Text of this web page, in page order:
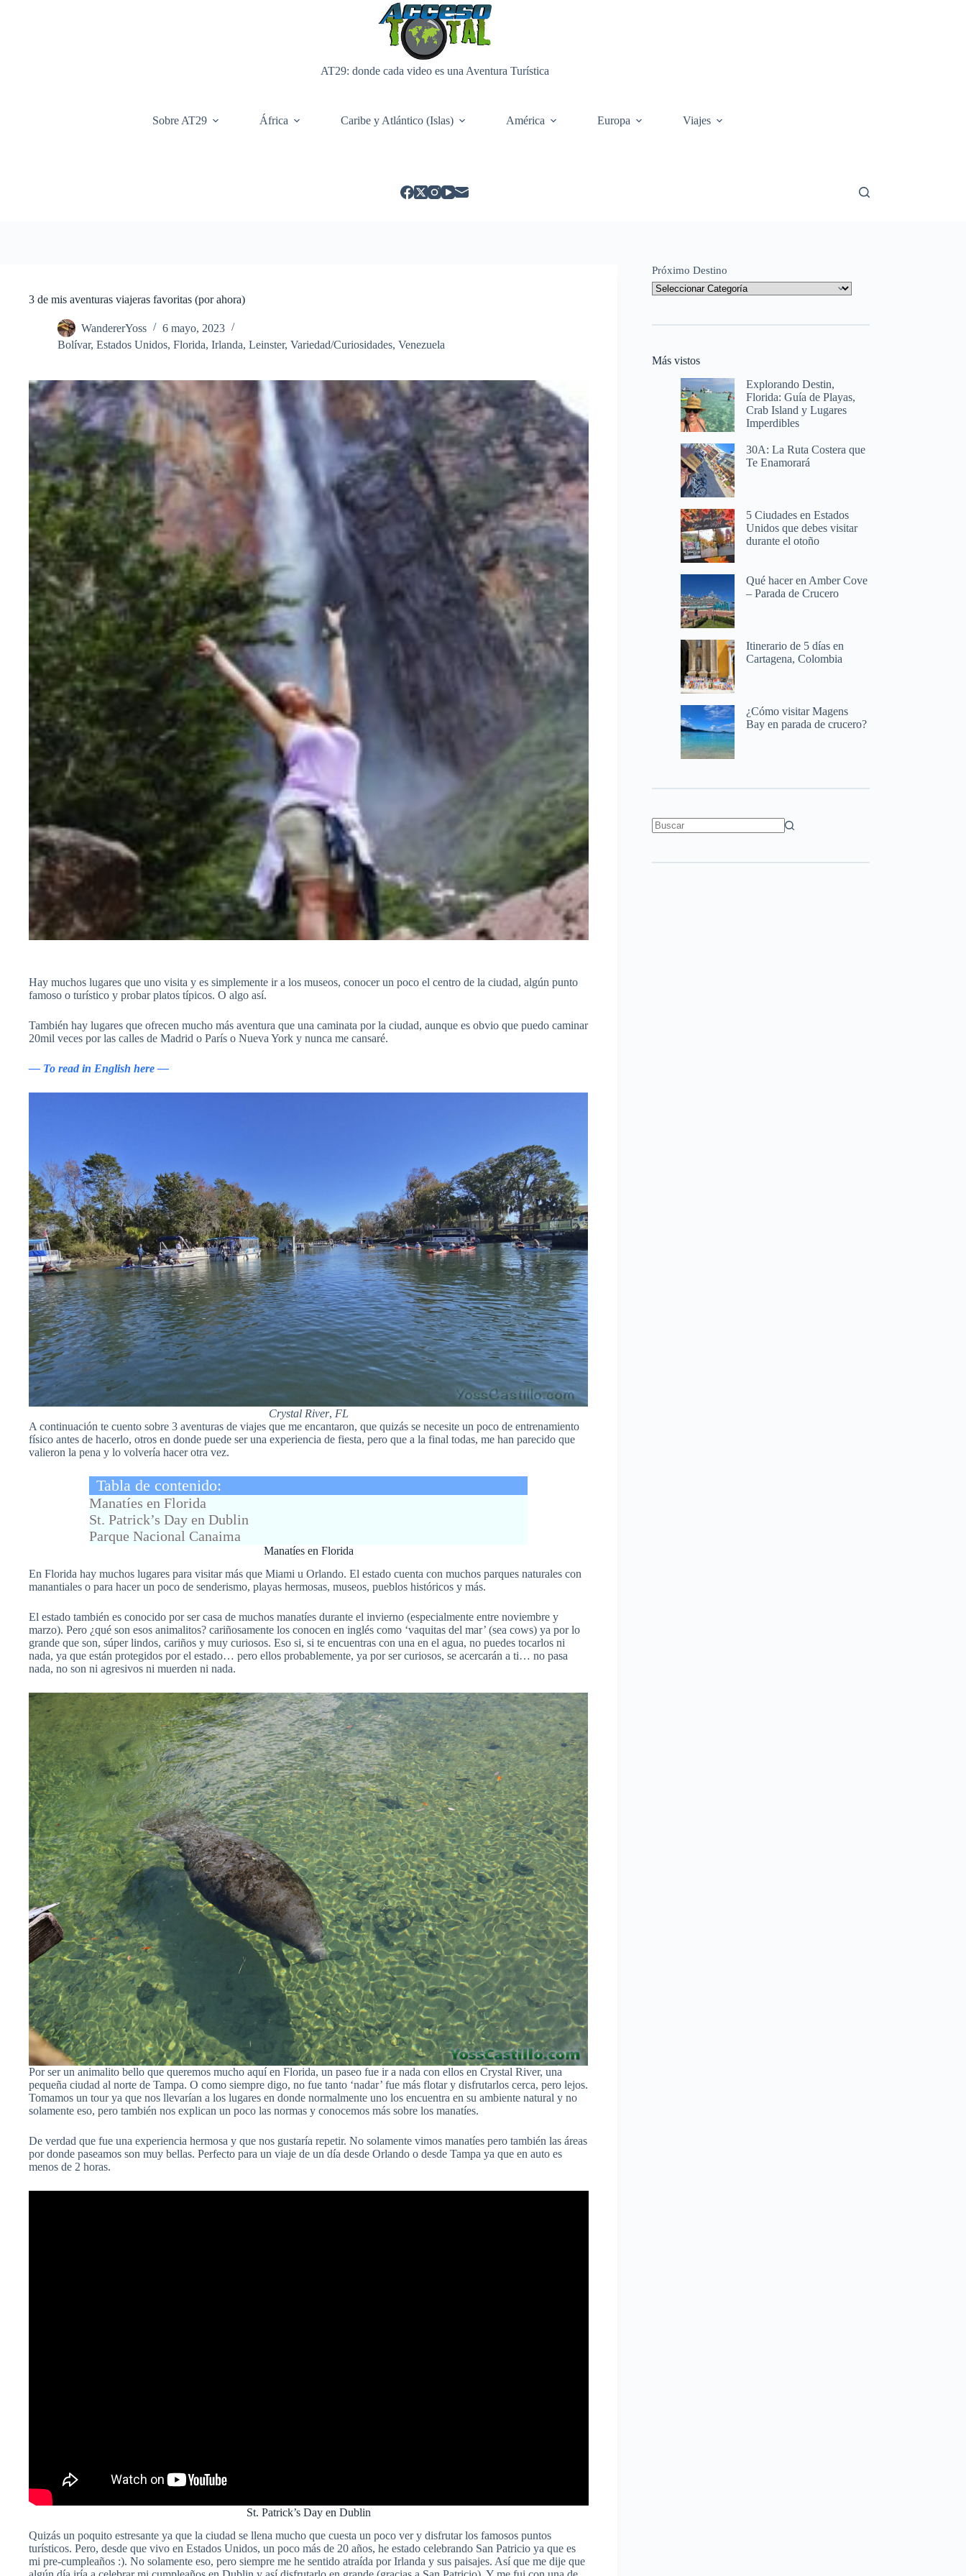
AT29: donde cada video es una Aventura Turística
Sobre AT29 África Caribe y Atlántico (Islas) América Europa Viajes
3 de mis aventuras viajeras favoritas (por ahora)
WandererYoss
6 mayo, 2023
Bolívar, Estados Unidos, Florida, Irlanda, Leinster, Variedad/Curiosidades, Venezuela
Hay muchos lugares que uno visita y es simplemente ir a los museos, conocer un poco el centro de la ciudad, algún punto
famoso o turístico y probar platos típicos. O algo así.
También hay lugares que ofrecen mucho más aventura que una caminata por la ciudad, aunque es obvio que puedo caminar
20mil veces por las calles de Madrid o París o Nueva York y nunca me cansaré.
— To read in English here —
Crystal River, FL
A continuación te cuento sobre 3 aventuras de viajes que me encantaron, que quizás se necesite un poco de entrenamiento
físico antes de hacerlo, otros en donde puede ser una experiencia de fiesta, pero que a la final todas, me han parecido que
valieron la pena y lo volvería hacer otra vez.
Tabla de contenido:
Manatíes en Florida
St. Patrick’s Day en Dublin
Parque Nacional Canaima
Manatíes en Florida
En Florida hay muchos lugares para visitar más que Miami u Orlando. El estado cuenta con muchos parques naturales con
manantiales o para hacer un poco de senderismo, playas hermosas, museos, pueblos históricos y más.
El estado también es conocido por ser casa de muchos manatíes durante el invierno (especialmente entre noviembre y
marzo). Pero ¿qué son esos animalitos? cariñosamente los conocen en inglés como ‘vaquitas del mar’ (sea cows) ya por lo
grande que son, súper lindos, cariños y muy curiosos. Eso si, si te encuentras con una en el agua, no puedes tocarlos ni
nada, ya que están protegidos por el estado… pero ellos probablemente, ya por ser curiosos, se acercarán a ti… no pasa
nada, no son ni agresivos ni muerden ni nada.
Por ser un animalito bello que queremos mucho aquí en Florida, un paseo fue ir a nada con ellos en Crystal River, una
pequeña ciudad al norte de Tampa. O como siempre digo, no fue tanto ‘nadar’ fue más flotar y disfrutarlos cerca, pero lejos.
Tomamos un tour ya que nos llevarían a los lugares en donde normalmente uno los encuentra en su ambiente natural y no
solamente eso, pero también nos explican un poco las normas y conocemos más sobre los manatíes.
De verdad que fue una experiencia hermosa y que nos gustaría repetir. No solamente vimos manatíes pero también las áreas
por donde paseamos son muy bellas. Perfecto para un viaje de un día desde Orlando o desde Tampa ya que en auto es
menos de 2 horas.
St. Patrick’s Day en Dublin
Quizás un poquito estresante ya que la ciudad se llena mucho que cuesta un poco ver y disfrutar los famosos puntos
turísticos. Pero, desde que vivo en Estados Unidos, un poco más de 20 años, he estado celebrando San Patricio ya que es
mi pre-cumpleaños :). No solamente eso, pero siempre me he sentido atraída por Irlanda y sus paisajes. Así que me dije que
Próximo Destino
Más vistos
Explorando Destin,
Florida: Guía de Playas,
Crab Island y Lugares
Imperdibles
30A: La Ruta Costera que
Te Enamorará
5 Ciudades en Estados
Unidos que debes visitar
durante el otoño
Qué hacer en Amber Cove
– Parada de Crucero
Itinerario de 5 días en
Cartagena, Colombia
¿Cómo visitar Magens
Bay en parada de crucero?